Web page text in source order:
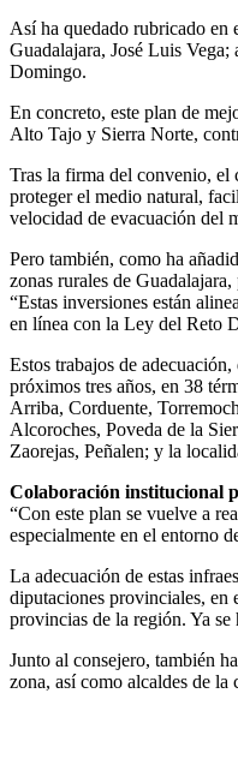
Así ha quedado rubricado en
Guadalajara, José Luis
Domingo.
En concreto, este plan de
Alto Tajo y Sierra Norte,
Tras la firma del convenio, el
proteger el medio natural,
velocidad de evacuación del
Pero también, como ha
zonas rurales de
“Estas inversiones están
en línea con la Ley del Reto
Estos trabajos de
próximos tres años, en 38
Arriba, Corduente,
Alcoroches, Poveda de la
Zaorejas, Peñalen; y la
Colaboración institucional
“Con este plan se vuelve a
especialmente en el entorno
La adecuación de estas
diputaciones provinciales, en
provincias de la región. Ya
Junto al consejero, también
zona, así como alcaldes de la